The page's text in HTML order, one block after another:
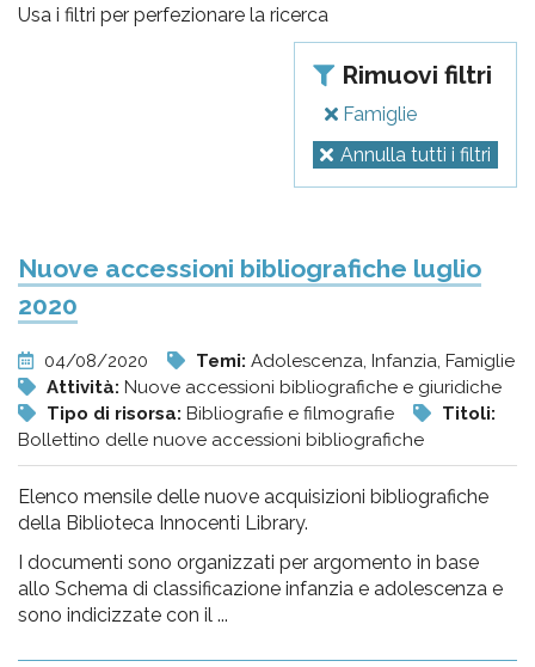
l'adolescenza
Usa i filtri per perfezionare la ricerca
Rimuovi filtri
Famiglie
Annulla tutti i filtri
Nuove accessioni bibliografiche luglio
2020
04/08/2020 Temi: Adolescenza, Infanzia, Famiglie
Attività: Nuove accessioni bibliografiche e giuridiche
Tipo di risorsa: Bibliografie e filmografie
Titoli:
Bollettino delle nuove accessioni bibliografiche
Elenco mensile delle nuove acquisizioni bibliografiche
della Biblioteca Innocenti Library.
I documenti sono organizzati per argomento in base
allo Schema di classificazione infanzia e adolescenza e
sono indicizzate con il ...